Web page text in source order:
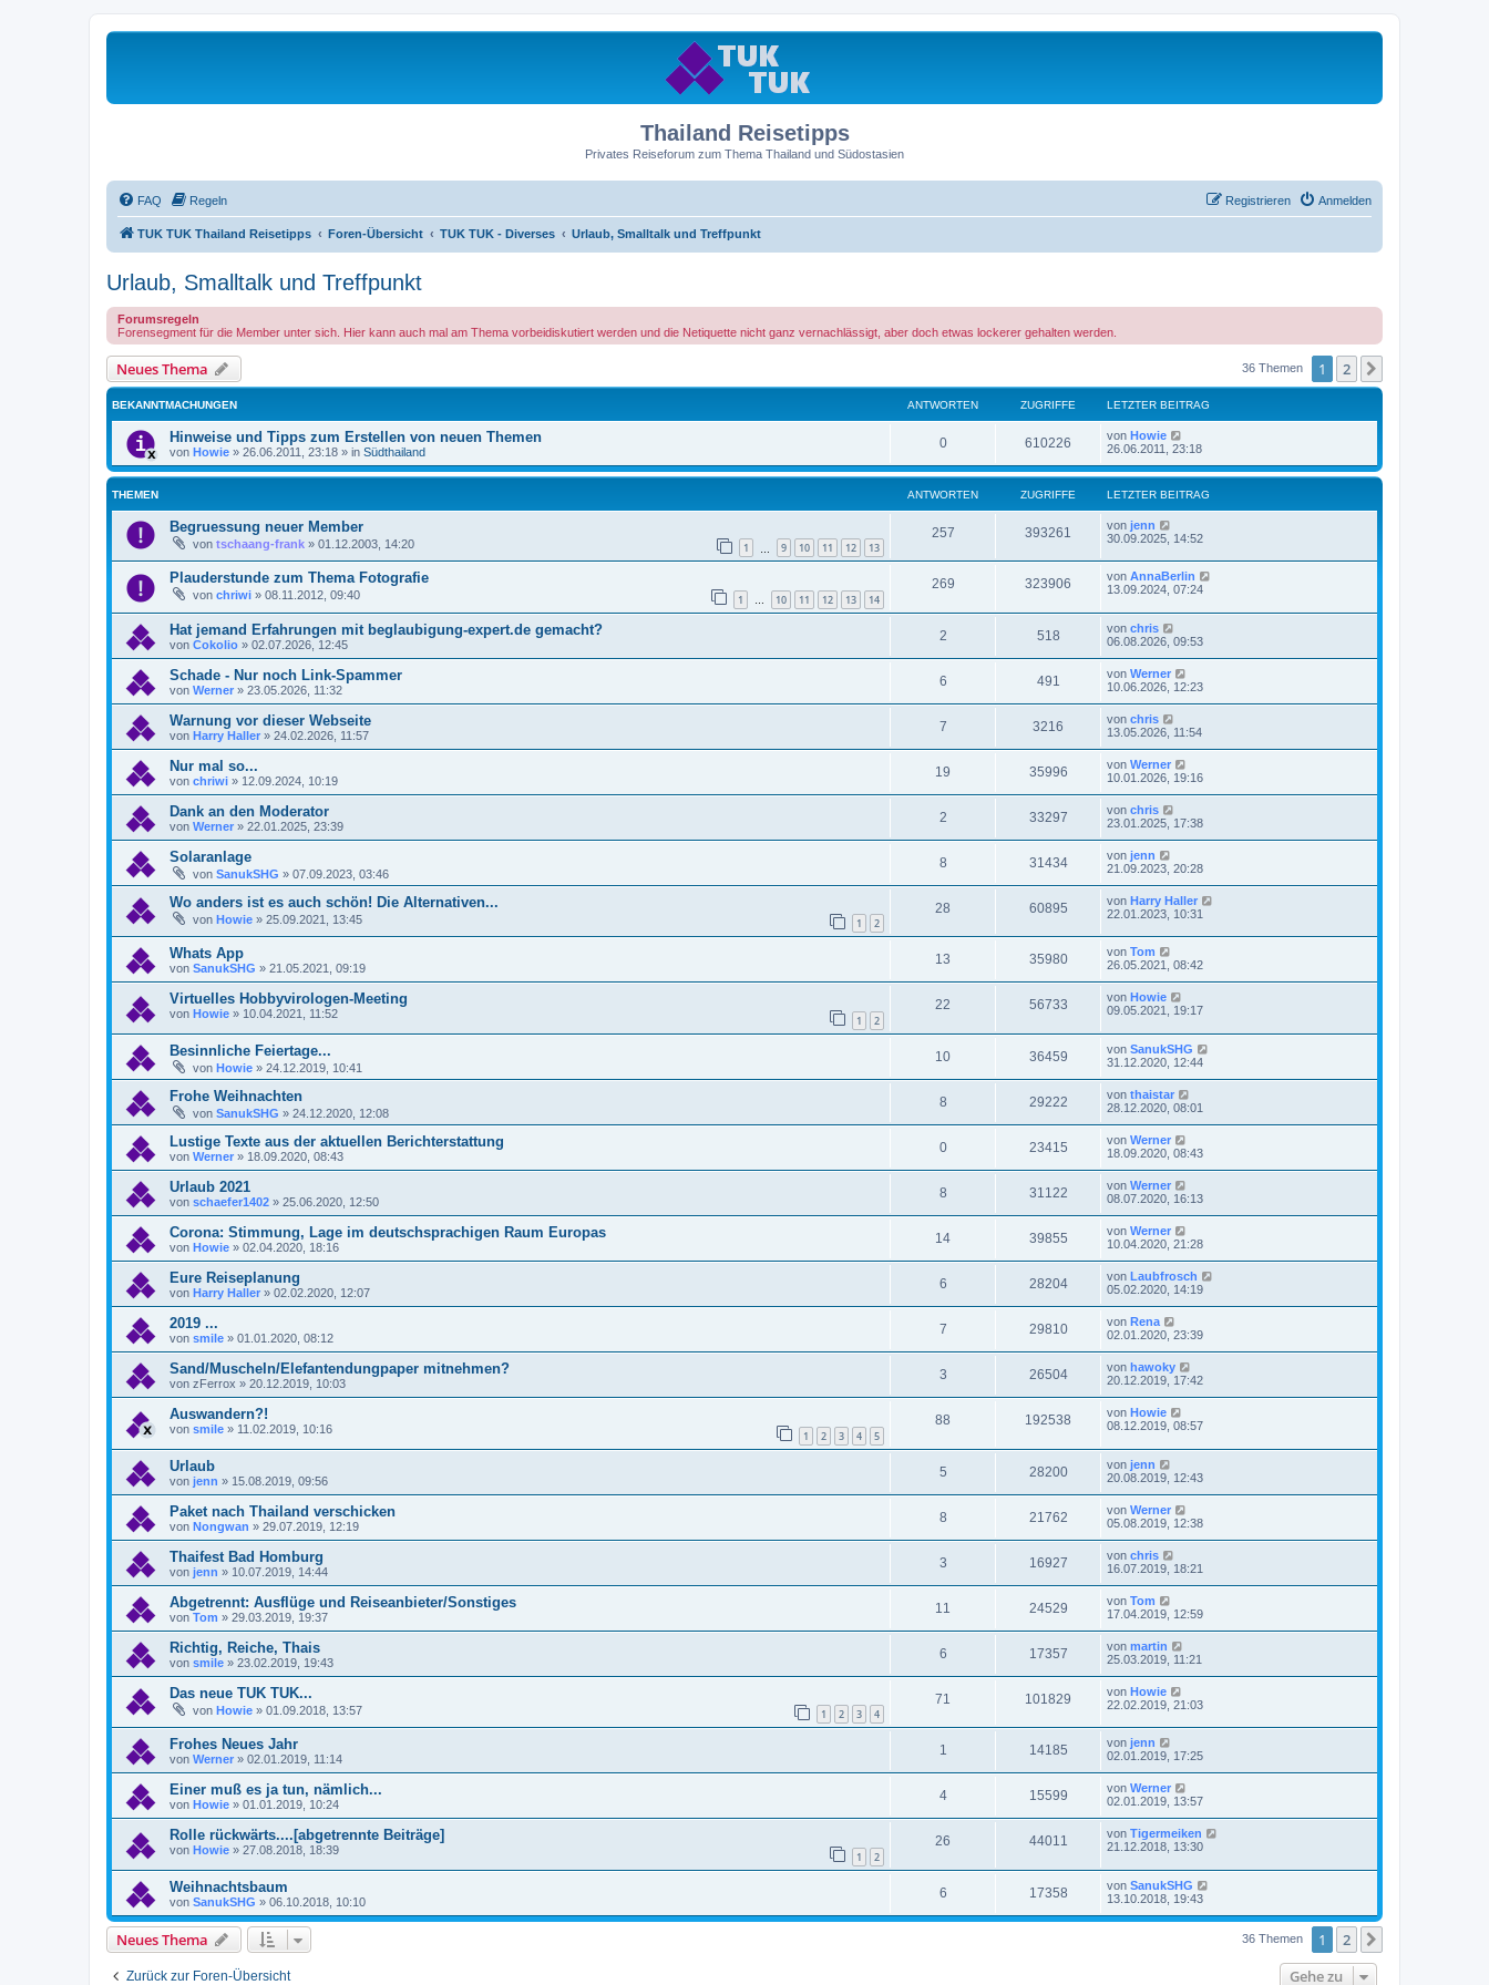
Thailand Reisetipps
Privates Reiseforum zum Thema Thailand und Südostasien
FAQ Regeln Anmelden
Registrieren
TUK TUK Thailand Reisetipps Foren-Übersicht TUK TUK - Diverses Urlaub, Smalltalk und Treffpunkt
Urlaub, Smalltalk und Treffpunkt
Forumsregeln
Forensegment für die Member unter sich. Hier kann auch mal am Thema vorbeidiskutiert werden und die Netiquette nicht ganz vernachlässigt, aber doch etwas lockerer gehalten werden.
Neues Thema 36 Themen 1 2
BEKANNTMACHUNGEN ANTWORTEN ZUGRIFFE LETZTER BEITRAG
Hinweise und Tipps zum Erstellen von neuen Themen
von Howie » 26.06.2011, 23:18 » in Südthailand
0 610226 von Howie
26.06.2011, 23:18
THEMEN ANTWORTEN ZUGRIFFE LETZTER BEITRAG
Begruessung neuer Member
von tschaang-frank » 01.12.2003, 14:20 1 9 10 11 12 13
257 393261 von jenn
30.09.2025, 14:52
Plauderstunde zum Thema Fotografie
von chriwi » 08.11.2012, 09:40 1 … 10 11 12 13 14
269 323906 von AnnaBerlin
13.09.2024, 07:24
Hat jemand Erfahrungen mit beglaubigung-expert.de gemacht?
von Cokolio » 02.07.2026, 12:45
2 518 von chris
06.08.2026, 09:53
Schade - Nur noch Link-Spammer
von Werner » 23.05.2026, 11:32
6 491 von Werner
10.06.2026, 12:23
Warnung vor dieser Webseite
von Harry Haller » 24.02.2026, 11:57
7 3216 von chris
13.05.2026, 11:54
Nur mal so...
von chriwi » 12.09.2024, 10:19
19 35996 von Werner
10.01.2026, 19:16
Dank an den Moderator
von Werner » 22.01.2025, 23:39
2 33297 von chris
23.01.2025, 17:38
Solaranlage
von SanukSHG » 07.09.2023, 03:46
8 31434 von jenn
21.09.2023, 20:28
Wo anders ist es auch schön! Die Alternativen...
von Howie » 25.09.2021, 13:45 1 2
28 60895 von Harry Haller
22.01.2023, 10:31
Whats App
von SanukSHG » 21.05.2021, 09:19
13 35980 von Tom
26.05.2021, 08:42
Virtuelles Hobbyvirologen-Meeting
von Howie » 10.04.2021, 11:52 1 2
22 56733 von Howie
09.05.2021, 19:17
Besinnliche Feiertage...
von Howie » 24.12.2019, 10:41
10 36459 von SanukSHG
31.12.2020, 12:44
Frohe Weihnachten
von SanukSHG » 24.12.2020, 12:08
8 29222 von thaistar
28.12.2020, 08:01
Lustige Texte aus der aktuellen Berichterstattung
von Werner » 18.09.2020, 08:43
0 23415 von Werner
18.09.2020, 08:43
Urlaub 2021
von schaefer1402 » 25.06.2020, 12:50
8 31122 von Werner
08.07.2020, 16:13
Corona: Stimmung, Lage im deutschsprachigen Raum Europas
von Howie » 02.04.2020, 18:16
14 39855 von Werner
10.04.2020, 21:28
Eure Reiseplanung
von Harry Haller » 02.02.2020, 12:07
6 28204 von Laubfrosch
05.02.2020, 14:19
2019 ...
von smile » 01.01.2020, 08:12
7 29810 von Rena
02.01.2020, 23:39
Sand/Muscheln/Elefantendungpaper mitnehmen?
von zFerrox » 20.12.2019, 10:03
3 26504 von hawoky
20.12.2019, 17:42
Auswandern?!
von smile » 11.02.2019, 10:16 1 2 3 4 5
88 192538 von Howie
08.12.2019, 08:57
Urlaub
von jenn » 15.08.2019, 09:56
5 28200 von jenn
20.08.2019, 12:43
Paket nach Thailand verschicken
von Nongwan » 29.07.2019, 12:19
8 21762 von Werner
05.08.2019, 12:38
Thaifest Bad Homburg
von jenn » 10.07.2019, 14:44
3 16927 von chris
16.07.2019, 18:21
Abgetrennt: Ausflüge und Reiseanbieter/Sonstiges
von Tom » 29.03.2019, 19:37
11 24529 von Tom
17.04.2019, 12:59
Richtig, Reiche, Thais
von smile » 23.02.2019, 19:43
6 17357 von martin
25.03.2019, 11:21
Das neue TUK TUK...
von Howie » 01.09.2018, 13:57 1 2 3 4
71 101829 von Howie
22.02.2019, 21:03
Frohes Neues Jahr
von Werner » 02.01.2019, 11:14
1 14185 von jenn
02.01.2019, 17:25
Einer muß es ja tun, nämlich...
von Howie » 01.01.2019, 10:24
4 15599 von Werner
02.01.2019, 13:57
Rolle rückwärts....[abgetrennte Beiträge]
von Howie » 27.08.2018, 18:39 1 2
26 44011 von Tigermeiken
21.12.2018, 13:30
Weihnachtsbaum
von SanukSHG » 06.10.2018, 10:10
6 17358 von SanukSHG
13.10.2018, 19:43
Neues Thema 36 Themen 1 2
Zurück zur Foren-Übersicht Gehe zu